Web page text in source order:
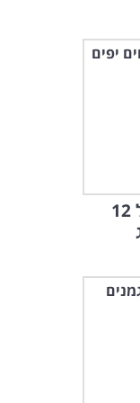
אספנו עבורכם זר מיוחד של 12